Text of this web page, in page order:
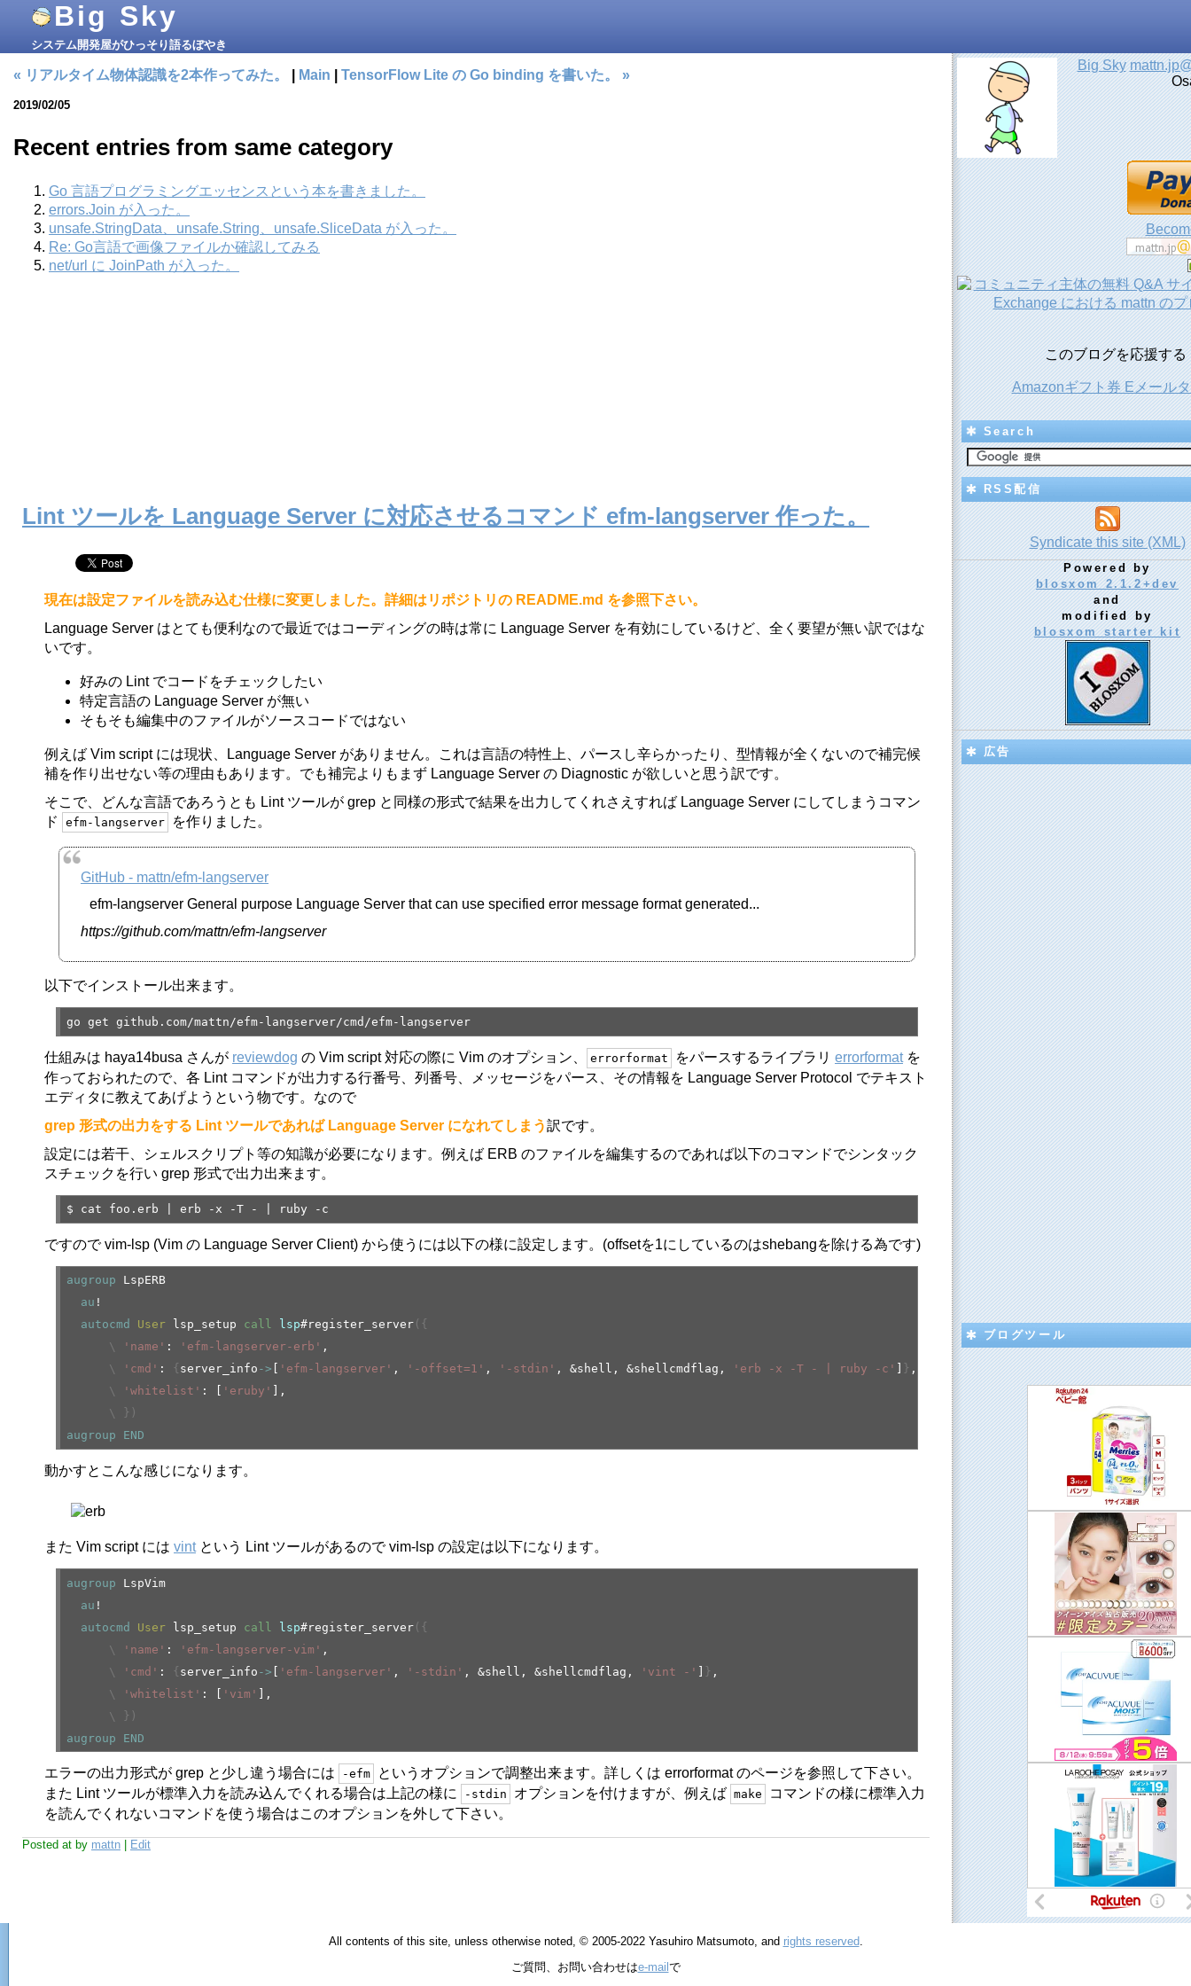
Big Sky
システム開発屋がひっそり語るぼやき
« リアルタイム物体認識を2本作ってみた。 Main TensorFlow Lite の Go binding を書いた。 »
2019/02/05
Recent entries from same category
Go 言語プログラミングエッセンスという本を書きました。
errors.Join が入った。
unsafe.StringData、unsafe.String、unsafe.SliceData が入った。
Re: Go言語で画像ファイルか確認してみる
net/url に JoinPath が入った。
Lint ツールを Language Server に対応させるコマンド efm-langserver 作った。
現在は設定ファイルを読み込む仕様に変更しました。詳細はリポジトリの README.md を参照下さい。
Language Server はとても便利なので最近ではコーディングの時は常に Language Server を有効にしているけど、全く要望が無い訳ではな
いです。
好みの Lint でコードをチェックしたい
特定言語の Language Server が無い
そもそも編集中のファイルがソースコードではない
例えば Vim script には現状、Language Server がありません。これは言語の特性上、パースし辛らかったり、型情報が全くないので補完候
補を作り出せない等の理由もあります。でも補完よりもまず Language Server の Diagnostic が欲しいと思う訳です。
そこで、どんな言語であろうとも Lint ツールが grep と同様の形式で結果を出力してくれさえすれば Language Server にしてしまうコマン
ド
efm-langserver を作りました。
GitHub - mattn/efm-langserver
efm-langserver General purpose Language Server that can use specified error message format generated...
https://github.com/mattn/efm-langserver
以下でインストール出来ます。
go get github.com/mattn/efm-langserver/cmd/efm-langserver
仕組みは haya14busa さんが reviewdog の Vim script 対応の際に Vim のオプション、 errorformat をパースするライブラリ errorformatを
作っておられたので、各 Lint コマンドが出力する行番号、列番号、メッセージをパース、その情報を Language Server Protocol でテキスト
エディタに教えてあげようという物です。なので
grep 形式の出力をする Lint ツールであれば Language Server になれてしまう訳です。
設定には若干、シェルスクリプト等の知識が必要になります。例えば ERB のファイルを編集するのであれば以下のコマンドでシンタック
スチェックを行い grep 形式で出力出来ます。
$ cat foo.erb | erb -x -T - | ruby -c
ですので vim-lsp (Vim の Language Server Client) から使うには以下の様に設定します。(offsetを1にしているのはshebangを除ける為です)
augroup LspERB
au !
autocmd
Userlsp_setup call lsp#register_server( {
\
'name' : 'efm-langserver-erb' ,
\
'cmd' : { server_info -> 'efm-langserver' , '-offset=1' , '-stdin' , &shell, &shellcmdflag, 'erb -x -T - | ruby -c' } ,
\
'whitelist' : [ 'eruby'
],
\
} )
augroup
END
動かすとこんな感じになります。
また Vim script には vintという Lint ツールがあるので vim-lsp の設定は以下になります。
augroup LspVim
au !
autocmd
Userlsp_setup call lsp#register_server( {
\
'name' : 'efm-langserver-vim' ,
\
'cmd' : { server_info -> [ 'efm-langserver' , '-stdin' , &shell, &shellcmdflag, 'vint -' ] } ,
\
'whitelist' : [ 'vim' ],
\
} )
augroup
END
エラーの出力形式が grep と少し違う場合には -efm
というオプションで調整出来ます。詳しくは errorformat のページを参照して下さい。
また Lint ツールが標準入力を読み込んでくれる場合は上記の様に
-stdin オプションを付けますが、例えば make
コマンドの様に標準入力
を読んでくれないコマンドを使う場合はこのオプションを外して下さい。
Posted at by mattn Edit
Big Sky
このブログを応援する
Amazonギフト券 Eメール
Search
RSS配信
Syndicate this site (XML)
Powered by
blosxom 2.1.2+dev
and
modified by
blosxom starter kit
広告
ブログツール
All contents of this site, unless otherwise noted, © 2005-2022 Yasuhiro Matsumoto, and rights reserved.
ご質問、お問い合わせはe-mail で